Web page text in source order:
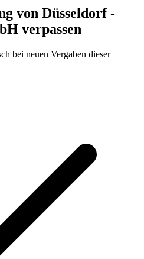
von Düsseldorf -
verpassen
bei neuen Vergaben dieser